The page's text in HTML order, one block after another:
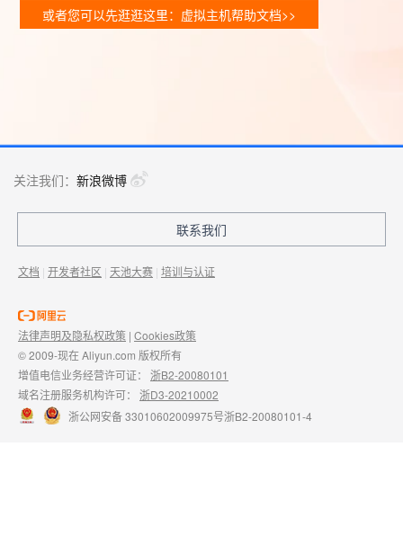
或者您可以先逛逛这里：虚拟主机帮助文档>>